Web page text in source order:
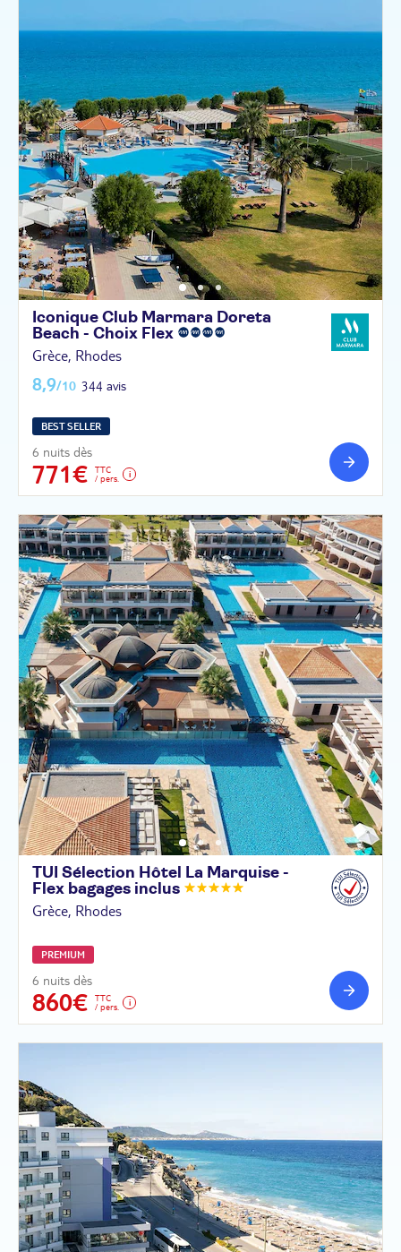
Iconique Club Marmara Doreta
Beach - Choix Flex
Grèce, Rhodes
8,9/10 344 avis
BEST SELLER
6 nuits dès
771€
TTC
/ pers.
TUI Sélection Hôtel La Marquise -
Flex bagages inclus
Grèce, Rhodes
PREMIUM
6 nuits dès
860€
TTC
/ pers.